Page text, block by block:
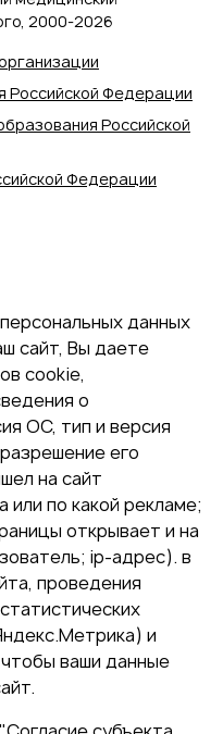
Российской Федерации
Российской
Федерации
2000‑2026
данных
сайт, Вы даете
cookie,
о
ОС, тип и версия
его
на сайт
или по какой рекламе;
открывает и на
ip-адрес). в
проведения
и
ваши данные